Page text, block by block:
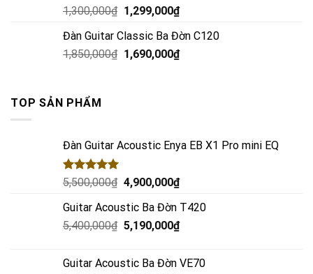
1,300,000₫ 1,299,000₫
Đàn Guitar Classic Ba Đờn C120
1,850,000₫ 1,690,000₫
TOP SẢN PHẨM
Đàn Guitar Acoustic Enya EB X1 Pro mini EQ
Rated5.00
5,500,000₫ 4,900,000₫
Guitar Acoustic Ba Đờn T420
5,400,000₫ 5,190,000₫
Guitar Acoustic Ba Đờn VE70